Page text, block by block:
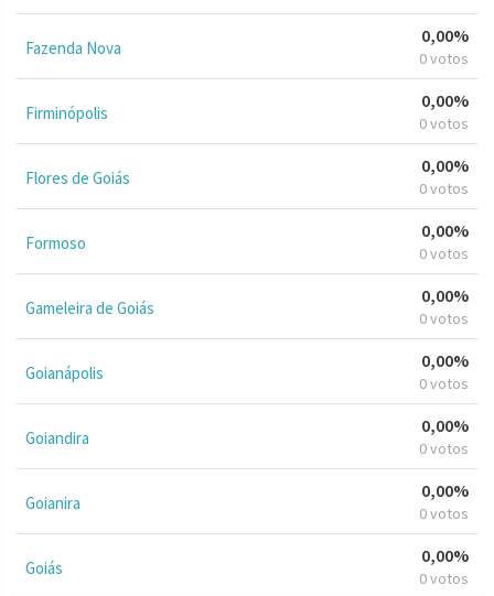
Fazenda Nova
0,00%
0 votos
Firminópolis
0,00%
0 votos
Flores de Goiás
0,00%
0 votos
Formoso
0,00%
0 votos
Gameleira de Goiás
0,00%
0 votos
Goianápolis
0,00%
0 votos
Goiandira
0,00%
0 votos
Goianira
0,00%
0 votos
Goiás
0,00%
0 votos